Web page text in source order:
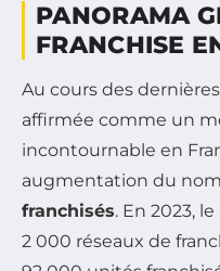
PANORAMA
FRANCHISE
Au cours des
affirmée comme un
incontournable en
augmentation du
franchisés. En 2023,
2 000 réseaux de